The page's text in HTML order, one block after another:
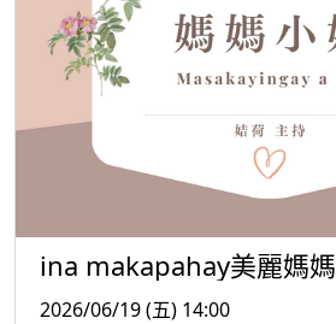
ina makapahay美麗媽媽
2026/06/19 (五) 14:00